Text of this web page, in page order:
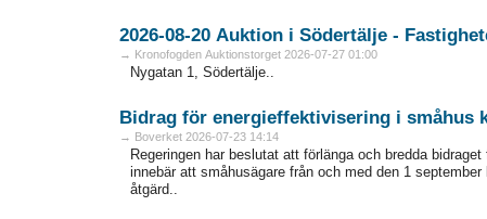
2026-08-20 Auktion i Södertälje -
→ Kronofogden Auktionstorget 2026-07-27 01:00
Nygatan 1, Södertälje..
Bidrag för energieffektivisering i småhus
→ Boverket 2026-07-23 14:14
Regeringen har beslutat att förlänga och bredda
innebär att småhusägare från och med den 1
åtgärd..